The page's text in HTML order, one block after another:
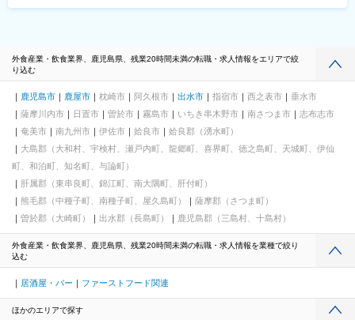
外食産業・飲食業界、鹿児島県、残業20時間未満の転職・求人情報をエリアで絞
り込む
鹿児島市 鹿屋市 枕崎市 阿久根市 出水市 指宿市 西之表市
垂水市
薩摩川内市
日置市 曽於市 霧島市 いちき串木野市 南さつま市
志布志市
奄美市
南九州市 伊佐市 姶良市
姶良郡（湧水町）
大島郡（大和村、宇検村、瀬戸内町、龍郷町、喜界町、徳之島町、天城町、伊仙
町、和泊町、知名町、与論町）
肝属郡（東串良町、錦江町、南大隅町、肝付町）
熊毛郡（中種子町、南種子町、屋久島町）
薩摩郡（さつま町）
曽於郡（大崎町）
出水郡（長島町） 鹿児島郡（三島村、十島村）
外食産業・飲食業界、鹿児島県、残業20時間未満の転職・求人情報を業種で絞り
込む
居酒屋・バー ファーストフード関連
ほかのエリアで探す